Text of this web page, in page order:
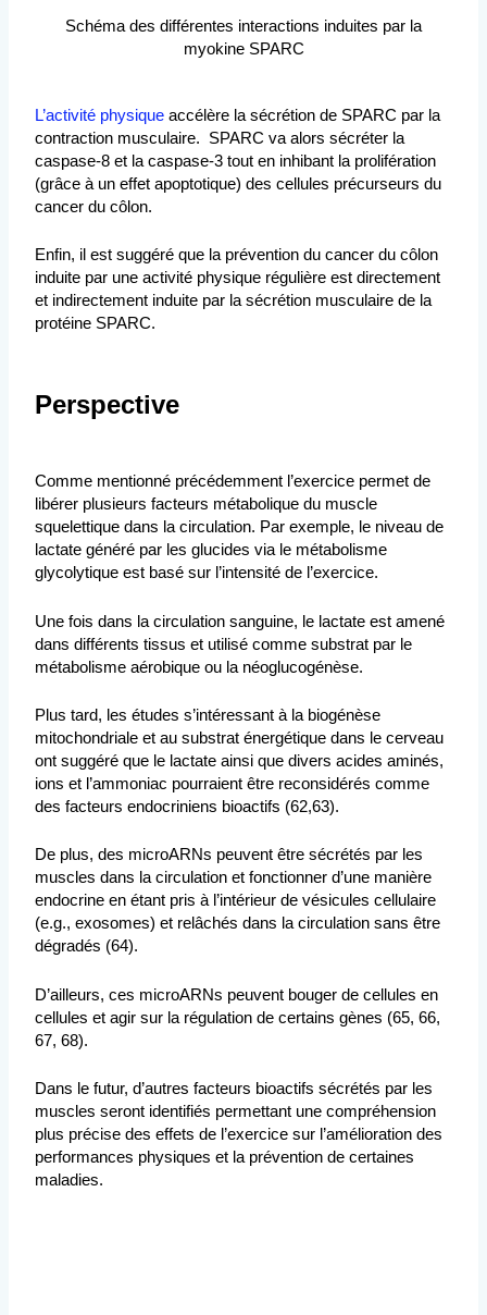
Schéma des différentes interactions induites par la
myokine SPARC
L’activité physique accélère la sécrétion de SPARC par la
contraction musculaire. SPARC va alors sécréter la
caspase-8 et la caspase-3 tout en inhibant la prolifération
(grâce à un effet apoptotique) des cellules précurseurs du
cancer du côlon.
Enfin, il est suggéré que la prévention du cancer du côlon
induite par une activité physique régulière est directement
et indirectement induite par la sécrétion musculaire de la
protéine SPARC.
Perspective
Comme mentionné précédemment l’exercice permet de
libérer plusieurs facteurs métabolique du muscle
squelettique dans la circulation. Par exemple, le niveau de
lactate généré par les glucides via le métabolisme
glycolytique est basé sur l’intensité de l’exercice.
Une fois dans la circulation sanguine, le lactate est amené
dans différents tissus et utilisé comme substrat par le
métabolisme aérobique ou la néoglucogénèse.
Plus tard, les études s’intéressant à la biogénèse
mitochondriale et au substrat énergétique dans le cerveau
ont suggéré que le lactate ainsi que divers acides aminés,
ions et l’ammoniac pourraient être reconsidérés comme
des facteurs endocriniens bioactifs (62,63).
De plus, des microARNs peuvent être sécrétés par les
muscles dans la circulation et fonctionner d’une manière
endocrine en étant pris à l’intérieur de vésicules cellulaire
(e.g., exosomes) et relâchés dans la circulation sans être
dégradés (64).
D’ailleurs, ces microARNs peuvent bouger de cellules en
cellules et agir sur la régulation de certains gènes (65, 66,
67, 68).
Dans le futur, d’autres facteurs bioactifs sécrétés par les
muscles seront identifiés permettant une compréhension
plus précise des effets de l’exercice sur l’amélioration des
performances physiques et la prévention de certaines
maladies.